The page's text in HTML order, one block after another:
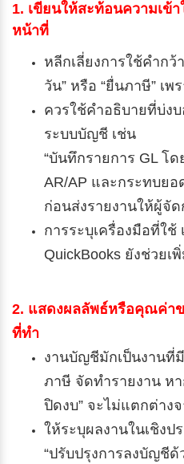
1. เขียนให้สะท้อนความเข้
หน้าที่
หลีกเลี่ยงการใช้คำกว้
วัน” หรือ “ยื่นภาษี” เพ
ควรใช้คำอธิบายที่บ่งบ
ระบบบัญชี เช่น
“บันทึกรายการ GL โ
AR/AP และกระทบย
ก่อนส่งรายงานให้ผู้จัด
การระบุเครื่องมือที่ใช้
QuickBooks ยังช่วยเ
2. แสดงผลลัพธ์หรือคุณค่า
ที่ทำ
งานบัญชีมักเป็นงานที่
ภาษี จัดทำรายงาน ห
ปิดงบ” จะไม่แตกต่าง
ให้ระบุผลงานในเชิงป
“ปรับปรุงการลงบัญชีด้